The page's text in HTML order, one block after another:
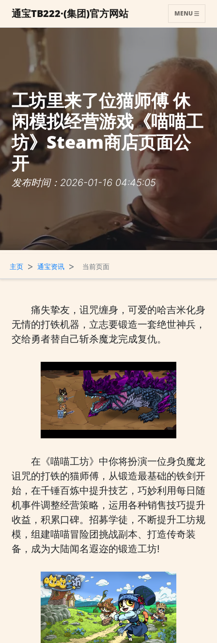
通宝TB222·(集团)官方网站 MENU
工坊里来了位猫师傅 休
闲模拟经营游戏《喵喵工
坊》Steam商店页面公
开
发布时间：2026-01-16 04:45:05
主页 > 通宝资讯 > 当前页面
痛失挚友，诅咒缠身，可爱的哈吉米化身
无情的打铁机器，立志要锻造一套绝世神兵，
交给勇者替自己斩杀魔龙完成复仇。
在《喵喵工坊》中你将扮演一位身负魔龙
诅咒的打铁的猫师傅，从锻造最基础的铁剑开
始，在千锤百炼中提升技艺，巧妙利用每日随
机事件调整经营策略，运用各种销售技巧提升
收益，积累口碑。招募学徒，不断提升工坊规
模，组建喵喵冒险团挑战副本、打造传奇装
备，成为大陆闻名遐迩的锻造工坊!